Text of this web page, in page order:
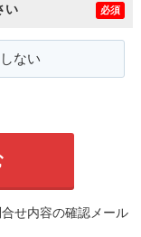
い 必須
ない
せ内容の確認メール